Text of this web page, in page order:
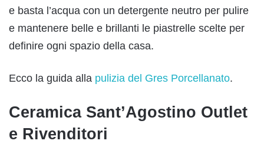
e basta l’acqua con un detergente neutro per pulire
e mantenere belle e brillanti le piastrelle scelte per
definire ogni spazio della casa.
Ecco la guida alla pulizia del Gres Porcellanato.
Ceramica Sant’Agostino Outlet
e Rivenditori